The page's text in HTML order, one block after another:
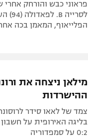
הפלייאוף, המאמן בכה
מילאן ניצחה את
ההישרדות
0:2 על סמפדוריה